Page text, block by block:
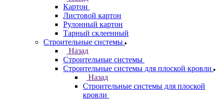
Картон
Листовой картон
Рулонный картон
Тарный склеенный
Строительные системы
Назад
Строительные системы
Строительные системы для плоской кровли
Назад
Строительные системы для плоской
кровли